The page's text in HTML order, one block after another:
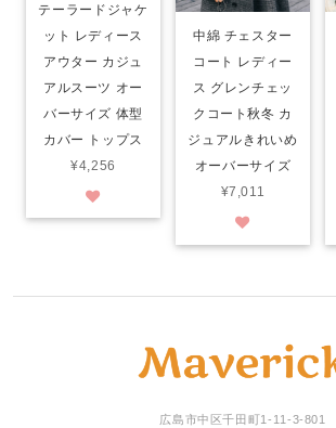
テーラードジャケ
ット レディース
アウター カジュ
アルスーツ オー
バーサイズ 体型
カバー トップス
¥4,256
中綿 チェスター
コート レディー
ス グレンチェッ
クコート秋冬 カ
ジュアルきれいめ
オーバーサイズ
¥7,011
広島市中区千田町1-11-3-801